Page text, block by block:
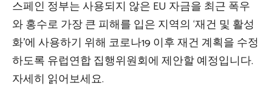
스페인 정부는 사용되지 않은 EU 자금을 최근 폭우
와 홍수로 가장 큰 피해를 입은 지역의 ‘재건 및 활성
화’에 사용하기 위해 코로나19 이후 재건 계획을 수정
하도록 유럽연합 집행위원회에 제안할 예정입니다.
자세히 읽어보세요.